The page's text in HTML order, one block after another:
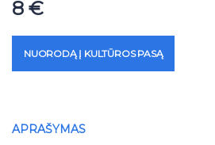
8 €
NUORODĄ Į KULTŪROS PASĄ
APRAŠYMAS